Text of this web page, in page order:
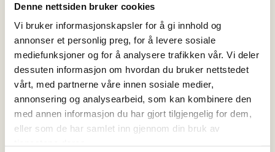
Denne nettsiden bruker cookies
Vi bruker informasjonskapsler for å gi innhold og
annonser et personlig preg, for å levere sosiale
mediefunksjoner og for å analysere trafikken vår. Vi deler
dessuten informasjon om hvordan du bruker nettstedet
vårt, med partnerne våre innen sosiale medier,
annonsering og analysearbeid, som kan kombinere den
med annen informasjon du har gjort tilgjengelig for dem,
eller som de har samlet inn gjennom din bruk av